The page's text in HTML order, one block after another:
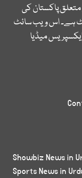
پاکستان کی
ہے۔ اس ویب سائٹ
میڈیا
Showbiz News in
Sports News in